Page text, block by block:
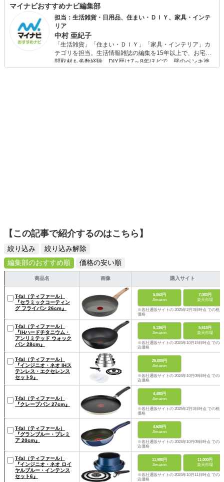
eggcellentの人気スイーツ‘エッグタルト’のレシピ開発をは
じめ、企業やレストランのレシピ開発、メニュー考案を担
当、インスタグラム運営代行の経験を持つ。 自宅教室で
は、ランチタイムカフェ、パンの販売、ケータリング、出
張料理等幅広く活動している。2児の母。
マイナビおすすめナビ編集部
担当：生活雑貨・日用品、住まい・ＤＩＹ、家具・インテ
リア
中村 亜紀子
「生活雑貨」「住まい・ＤＩＹ」「家具・インテリア」カ
テゴリを担当。生活情報雑誌の編集を15年以上で、お宅訪
問取材も多数経験。DIY歴は7～8年ほどで、壁のペンキ塗
りや壁紙チェンジなどもチャレンジ済み。初心者でもモノ
【この記事で紹介するのはこちら】
絞り込み
絞り込み解除
編集部のおすすめ順
価格の安い順
商品名 画像 購入サイト
T-fal（ティファール）
『セラミックコーティン
グ フライパン 26cm』
5,062円
Amazon
7,083円
楽天市場
※各社通販サイトの 2025年2月3日時点 での税込
価格
T-fal（ティファール）
『IHハードチタニウム・
アンリミテッド ウォック
パン 28cm』
5,136円
Amazon
5,618円
楽天市場
※各社通販サイトの 2024年10月15日時点 での税
込価格
T-fal（ティファール）
『インジニオ・ネオ IHス
テンレス・エクセレンス
セット9』
25,000円
Amazon
※各社通販サイトの 2024年10月09日時点 での税
込価格
T-fal（ティファール）
『クレープパン 27cm』
4,480円
Amazon
※各社通販サイトの 2025年2月3日時点 での税込
価格
T-fal（ティファール）
『グランブルー・プレミ
ア 20cm』
4,620円
Amazon
※各社通販サイトの 2024年10月09日時点 での税
込価格
T-fal（ティファール）
『インジニオ・ネオ ロイ
ヤルブルー・インテンス
セット6』
11,980円
Amazon
11,000円
楽天市場
※各社通販サイトの 2024年10月11日時点 での税
込価格